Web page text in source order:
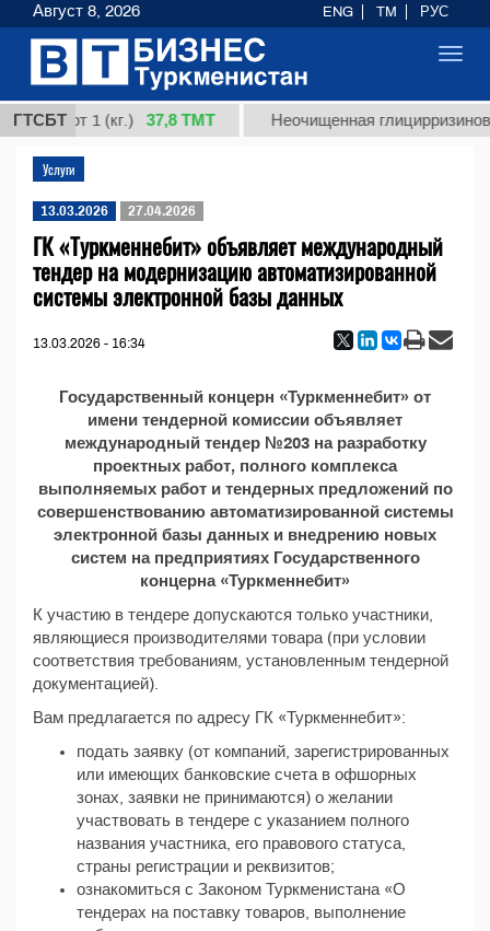
ГТСБТ
сорт 1 (кг.) 37,8 ТМТ Неочищенная
Услуги
13.03.2026 27.04.2026
ГК «Туркменнебит» объявляет международный
тендер на модернизацию автоматизированной
системы электронной базы данных
13.03.2026 - 16:34
Государственный концерн «Туркменнебит» от
имени тендерной комиссии объявляет
международный тендер №203 на разработку
проектных работ, полного комплекса
выполняемых работ и тендерных предложений по
совершенствованию автоматизированной системы
электронной базы данных и внедрению новых
систем на предприятиях Государственного
концерна «Туркменнебит»
К участию в тендере допускаются только участники,
являющиеся производителями товара (при условии
соответствия требованиям, установленным тендерной
документацией).
Вам предлагается по адресу ГК «Туркменнебит»:
подать заявку (от компаний, зарегистрированных
или имеющих банковские счета в офшорных
зонах, заявки не принимаются) о желании
участвовать в тендере с указанием полного
названия участника, его правового статуса,
страны регистрации и реквизитов;
ознакомиться с Законом Туркменистана «О
тендерах на поставку товаров, выполнение
Август 8, 2026 ENG TM РУС